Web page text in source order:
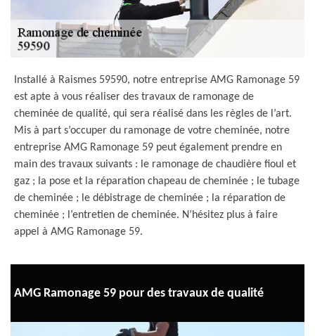
Installé à Raismes 59590, notre entreprise AMG Ramonage 59
est apte à vous réaliser des travaux de ramonage de
cheminée de qualité, qui sera réalisé dans les règles de l’art.
Mis à part s’occuper du ramonage de votre cheminée, notre
entreprise AMG Ramonage 59 peut également prendre en
main des travaux suivants : le ramonage de chaudière fioul et
gaz ; la pose et la réparation chapeau de cheminée ; le tubage
de cheminée ; le débistrage de cheminée ; la réparation de
cheminée ; l’entretien de cheminée. N’hésitez plus à faire
appel à AMG Ramonage 59.
AMG Ramonage 59 pour des travaux de qualité